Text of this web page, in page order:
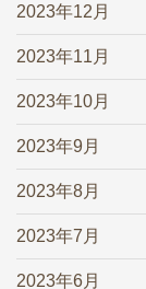
2023年12月
2023年11月
2023年10月
2023年9月
2023年8月
2023年7月
2023年6月